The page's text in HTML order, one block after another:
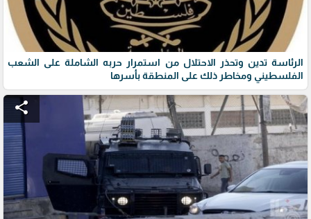
الرئاسة تدين وتحذر الاحتلال من استمرار حربه الشاملة على الشعب
الفلسطيني ومخاطر ذلك على المنطقة بأسرها
share